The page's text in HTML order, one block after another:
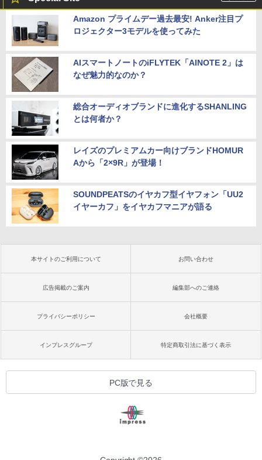
Amazon プライムデー過去最安! Anker注目プ
ロジェクター3モデルを使ってみた
AIスマートノートのiFLYTEK「AINOTE 2」は
なぜ魅力的なのか？
総合オーディオブランドに進化するSHANLING
とは何者か？
レイズのプレミアムカー向けブランドHOMUR
Aから「2×9R」が登場！
SOUNDPEATSのイヤカフ型イヤフォン「UU2
イヤーカフ」をイヤカフマニアが語る
本サイトのご利用について お問い合わせ
広告掲載のご案内 編集部へのご連絡
プライバシーポリシー 会社概要
インプレスグループ 特定商取引法に基づく表示
PC版で見る